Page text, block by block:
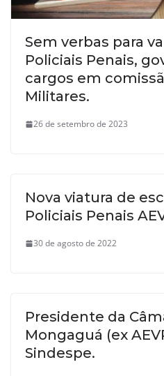
Sem verbas para
Policiais Penais,
cargos em
Militares.
26 de setembro de 2023
Nova viatura de
Policiais Penais
30 de agosto de 2022
Presidente da
Mongaguá (ex
Sindespe.